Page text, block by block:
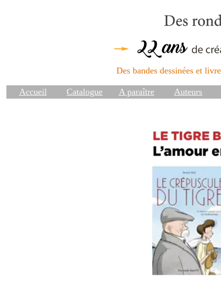
Des bandes dessinées et
Accueil Catalogue A paraître Auteurs